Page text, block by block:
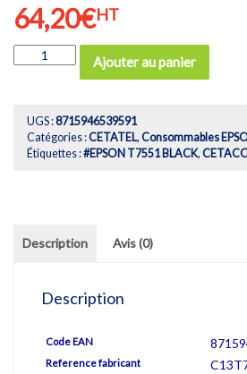
64,20€HT
quantité
de
rendement
Ajouter au panier
UGS :8715946539591
Catégories :CETATEL, Consommables
Étiquettes :#EPSON T7551 BLACK,
Description Avis (0)
Description
Code EAN
Reference fabricant